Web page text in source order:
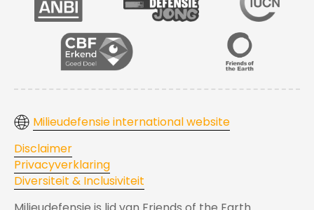
Milieudefensie international website
Disclaimer
Privacyverklaring
Diversiteit & Inclusiviteit